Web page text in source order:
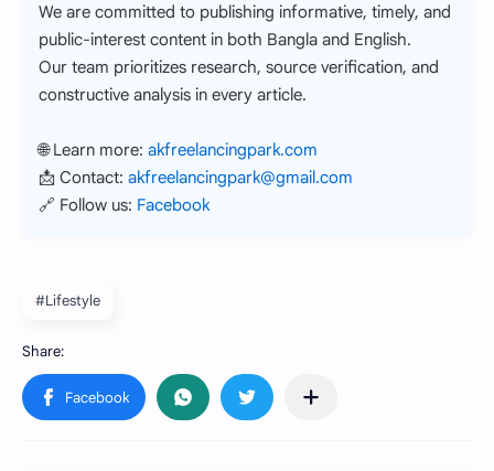
We are committed to publishing informative, timely, and
public-interest content in both Bangla and English.
Our team prioritizes research, source verification, and
constructive analysis in every article.
🌐 Learn more: akfreelancingpark.com
📩 Contact: akfreelancingpark@gmail.com
🔗 Follow us: Facebook
#Lifestyle